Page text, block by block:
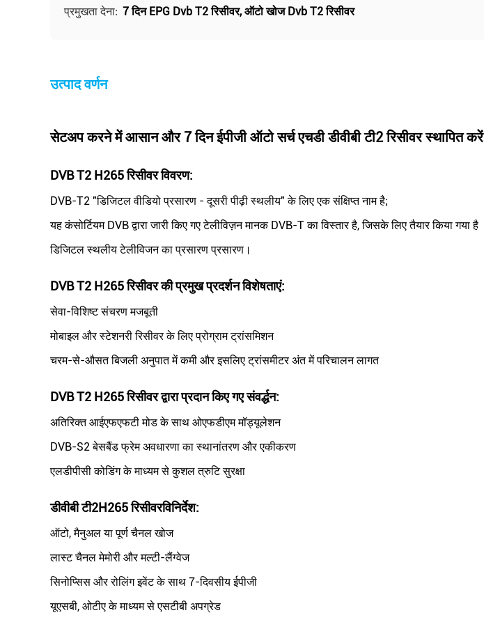
प्रमुखता देना: 7 दिन EPG Dvb T2 रिसीवर,ऑटो खोज Dvb T2 रिसीवर
उत्पाद वर्णन
सेटअप करने में आसान और 7 दिन ईपीजी ऑटो सर्च एचडी डीवीबी टी2 रिसीवर स्थापित करें
DVB T2 H265 रिसीवर विवरण:
DVB-T2 "डिजिटल वीडियो प्रसारण - दूसरी पीढ़ी स्थलीय" के लिए एक संक्षिप्त नाम है;
यह कंसोर्टियम DVB द्वारा जारी किए गए टेलीविज़न मानक DVB-T का विस्तार है, जिसके लिए तैयार किया गया है
डिजिटल स्थलीय टेलीविजन का प्रसारण प्रसारण।
DVB T2 H265 रिसीवर की प्रमुख प्रदर्शन विशेषताएं:
सेवा-विशिष्ट संचरण मजबूती
मोबाइल और स्टेशनरी रिसीवर के लिए प्रोग्राम ट्रांसमिशन
चरम-से-औसत बिजली अनुपात में कमी और इसलिए ट्रांसमीटर अंत में परिचालन लागत
DVB T2 H265 रिसीवर द्वारा प्रदान किए गए संवर्द्धन:
अतिरिक्त आईएफएफटी मोड के साथ ओएफडीएम मॉड्यूलेशन
DVB-S2 बेसबैंड फ्रेम अवधारणा का स्थानांतरण और एकीकरण
एलडीपीसी कोडिंग के माध्यम से कुशल त्रुटि सुरक्षा
डीवीबी टी2H265 रिसीवरविनिर्देश:
ऑटो, मैनुअल या पूर्ण चैनल खोज
लास्ट चैनल मेमोरी और मल्टी-लैंग्वेज
सिनोप्सिस और रोलिंग इवेंट के साथ 7-दिवसीय ईपीजी
यूएसबी, ओटीए के माध्यम से एसटीबी अपग्रेड